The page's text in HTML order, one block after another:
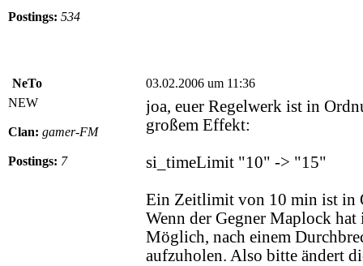
Postings: 534
NeTo
03.02.2006 um 11:36
NEW
Clan: gamer-FM
Postings: 7
joa, euer Regelwerk ist in
großem Effekt:
si_timeLimit "10" -> "15"
Ein Zeitlimit von 10 min ist in
Wenn der Gegner Maplock
Möglich, nach einem
aufzuholen. Also bitte ändert